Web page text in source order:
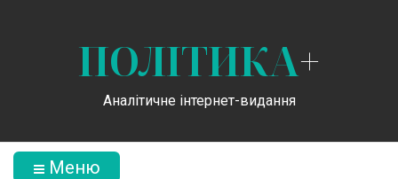
ПОЛІТИКА+
Аналітичне інтернет-видання
Меню